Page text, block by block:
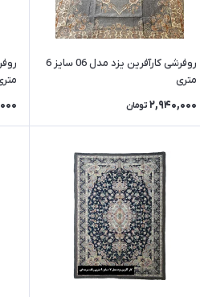
روفرشی کارآفرین یزد مدل 06 سایز 6
متری
2,940,000 تومان